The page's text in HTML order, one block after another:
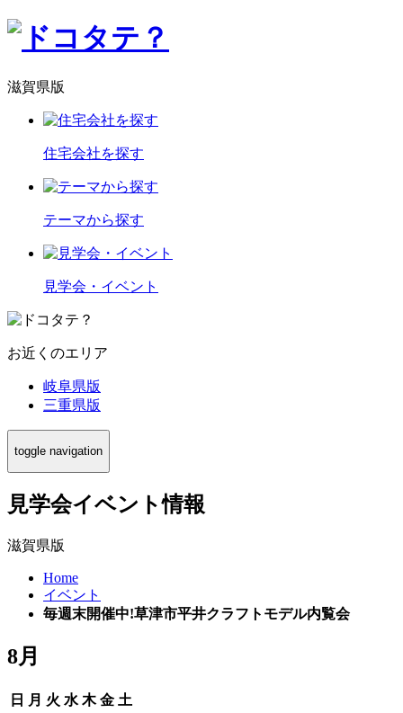
滋賀県版
住宅会社を探す
テーマから探す
見学会・イベント
お近くのエリア
岐阜県版
三重県版
toggle navigation
見学会イベント情報
滋賀県版
Home
イベント
毎週末開催中!草津市平井クラフトモデル内覧会
8月
日 月 火 水 木 金 土